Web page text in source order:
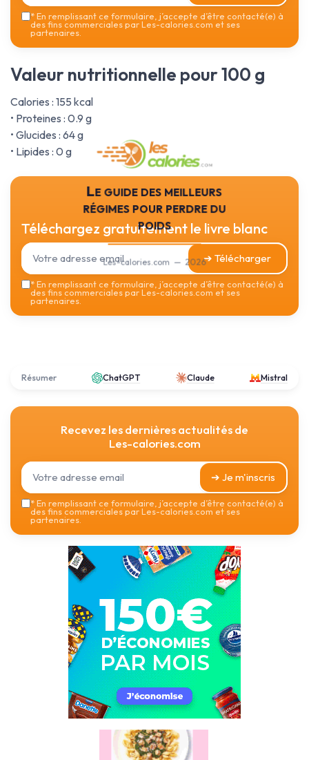
*En remplissant ce formulaire, j’accepte d’être contacté(e) à
des fins commerciales par Les-calories.com et ses
partenaires.
Valeur nutritionnelle pour 100 g
Calories : 155 kcal
• Proteines : 0.9 g
• Glucides : 64 g
• Lipides : 0 g
Le guide des meilleurs
régimes pour perdre du
poids
Les-calories.com — 2026
Téléchargez gratuitement le livre blanc
➔ Télécharger
*En remplissant ce formulaire, j’accepte d’être contacté(e) à
des fins commerciales par Les-calories.com et ses
partenaires.
Résumer ChatGPT Claude Mistral
Recevez les dernières actualités de
Les-calories.com
➔ Je m'inscris
*En remplissant ce formulaire, j’accepte d’être contacté(e) à
des fins commerciales par Les-calories.com et ses
partenaires.